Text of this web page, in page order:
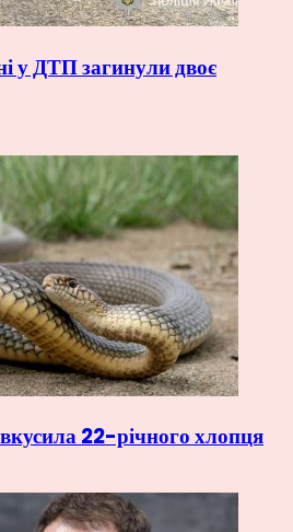
у ДТП загинули двоє
22-річного хлопця